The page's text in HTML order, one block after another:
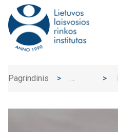
Pagrindinis
>
>